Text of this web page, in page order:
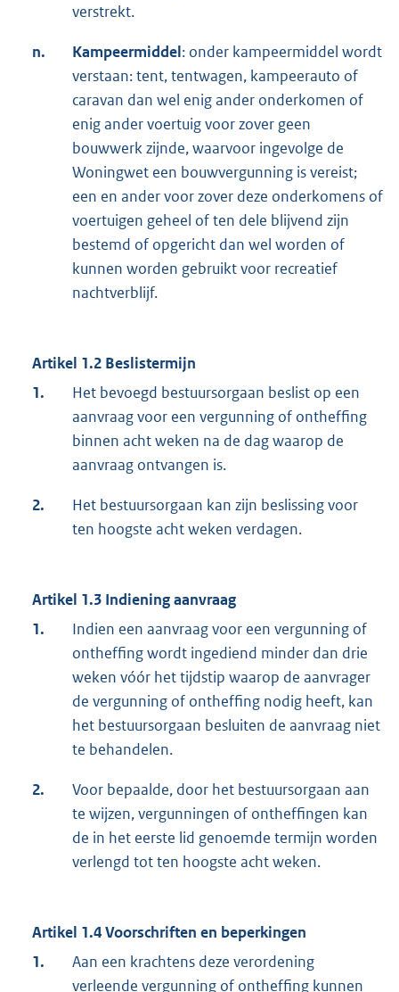
verstrekt.
n. Kampeermiddel: onder kampeermiddel wordt
verstaan: tent, tentwagen, kampeerauto of
caravan dan wel enig ander onderkomen of
enig ander voertuig voor zover geen
bouwwerk zijnde, waarvoor ingevolge de
Woningwet een bouwvergunning is vereist;
een en ander voor zover deze onderkomens of
voertuigen geheel of ten dele blijvend zijn
bestemd of opgericht dan wel worden of
kunnen worden gebruikt voor recreatief
nachtverblijf.
Artikel 1.2 Beslistermijn
1.
Het bevoegd bestuursorgaan beslist op een
aanvraag voor een vergunning of ontheffing
binnen acht weken na de dag waarop de
aanvraag ontvangen is.
2.
Het bestuursorgaan kan zijn beslissing voor
ten hoogste acht weken verdagen.
Artikel 1.3 Indiening aanvraag
1.
Indien een aanvraag voor een vergunning of
ontheffing wordt ingediend minder dan drie
weken vóór het tijdstip waarop de aanvrager
de vergunning of ontheffing nodig heeft, kan
het bestuursorgaan besluiten de aanvraag niet
te behandelen.
2.
Voor bepaalde, door het bestuursorgaan aan
te wijzen, vergunningen of ontheffingen kan
de in het eerste lid genoemde termijn worden
verlengd tot ten hoogste acht weken.
Artikel 1.4 Voorschriften en beperkingen
1.
Aan een krachtens deze verordening
verleende vergunning of ontheffing kunnen